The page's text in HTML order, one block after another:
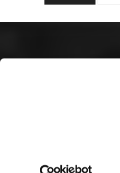
© FEDERACIÓN